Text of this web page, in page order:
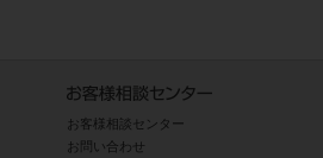
お客様相談センター
お問い合わせ